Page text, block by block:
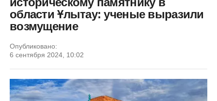
области Ұлытау: ученые выразили
возмущение
Опубликовано:
6 сентября 2024, 10:02